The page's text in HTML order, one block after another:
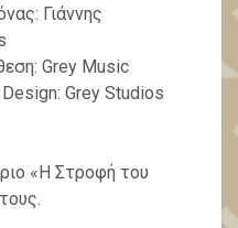
Γιάννης
Grey Music
Grey Studios
«Η Στροφή του